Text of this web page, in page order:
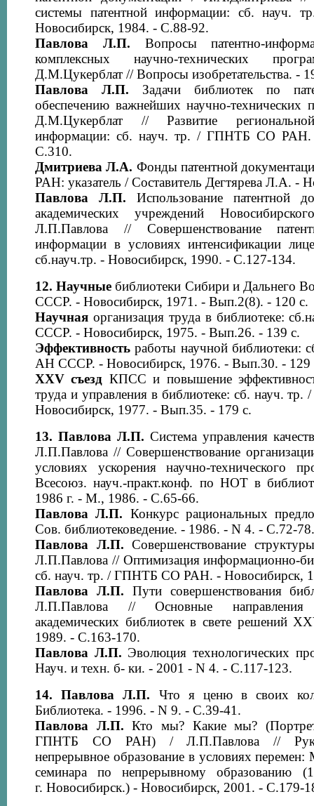
системы патентной информации: сб.
Новосибирск, 1984. - С.88-92.
Павлова Л.П. Вопросы патентно-
комплексных научно-технических
Д.М.Цукерблат // Вопросы изобретательства. -
Павлова Л.П. Задачи библиотек по
обеспечению важнейших научно-
Д.М.Цукерблат // Развитие
информации: сб. науч. тр. / ГПНТБ СО РАН.
С.310.
Дмитриева Л.А. Фонды патентной
РАН: указатель / Составитель Дегтярева Л.А. -
Павлова Л.П. Использование патентной
академических учреждений
Л.П.Павлова // Совершенствование
информации в условиях интенсификации
сб.науч.тр. - Новосибирск, 1990. - С.127-134.
12. Научные библиотеки Сибири и
СССР. - Новосибирск, 1971. - Вып.2(8). - 120 с.
Научная организация труда в библиотеке:
СССР. - Новосибирск, 1975. - Вып.26. - 139 с.
Эффективность работы научной
АН СССР. - Новосибирск, 1976. - Вып.30. - 129
XXV съезд КПСС и повышение
труда и управления в библиотеке: сб. науч.
Новосибирск, 1977. - Вып.35. - 179 с.
13. Павлова Л.П. Система управления
Л.П.Павлова // Совершенствование
условиях ускорения научно-технического
Всесоюз. науч.-практ.конф. по НОТ в
1986 г. - М., 1986. - С.65-66.
Павлова Л.П. Конкурс рациональных
Сов. библиотековедение. - 1986. - N 4. - С.72-78.
Павлова Л.П. Совершенствование
Л.П.Павлова // Оптимизация информационно-
сб. науч. тр. / ГПНТБ СО РАН. - Новосибирск,
Павлова Л.П. Пути совершенствования
Л.П.Павлова // Основные направления
академических библиотек в свете решений
1989. - С.163-170.
Павлова Л.П. Эволюция технологических
Науч. и техн. б- ки. - 2001 - N 4. - С.117-123.
14.
Павлова Л.П. Что я ценю в своих
Библиотека. - 1996. - N 9. - С.39-41.
Павлова Л.П. Кто мы? Какие мы? (Портрет
ГПНТБ СО РАН) / Л.П.Павлова //
непрерывное образование в условиях
семинара по непрерывному образованию
г. Новосибирск.) - Новосибирск, 2001. - С.179-